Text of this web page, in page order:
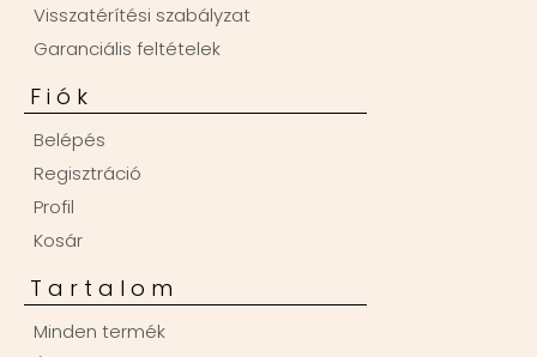
Visszatérítési szabályzat
Garanciális feltételek
Fiók
Belépés
Regisztráció
Profil
Kosár
Tartalom
Minden termék